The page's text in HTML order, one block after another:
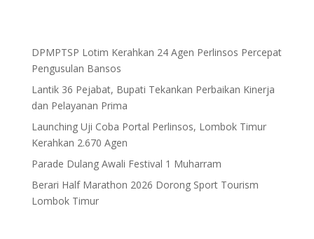
DPMPTSP Lotim Kerahkan 24 Agen Perlinsos Percepat
Pengusulan Bansos
Lantik 36 Pejabat, Bupati Tekankan Perbaikan Kinerja
dan Pelayanan Prima
Launching Uji Coba Portal Perlinsos, Lombok Timur
Kerahkan 2.670 Agen
Parade Dulang Awali Festival 1 Muharram
Berari Half Marathon 2026 Dorong Sport Tourism
Lombok Timur